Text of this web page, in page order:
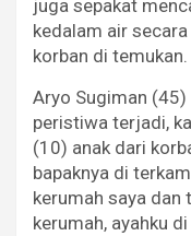
juga sepakat
kedalam air
korban di temukan.
Aryo Sugiman
peristiwa terjadi,
(10) anak dari
bapaknya di
kerumah saya dan
kerumah, ayahku